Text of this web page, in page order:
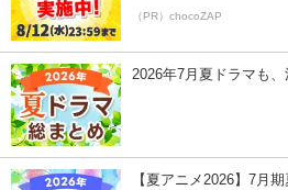
（PR）chocoZAP
2026年7月夏ドラマも
【夏アニメ2026】7月